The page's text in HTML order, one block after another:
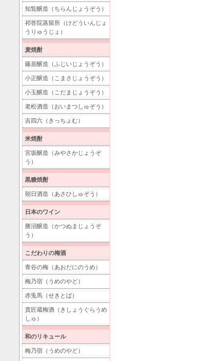
知覧醸造（ちらんじょうぞう）
祁答院蒸留所（けどういんじょ
うりゅうじょ）
麦焼酎
藤居醸造（ふじいじょうぞう）
小正醸造（こまさじょうぞう）
小玉醸造（こだまじょうぞう）
老松酒造（おいまつしゅぞう）
吉四六（きっちょむ）
米焼酎
宮坂醸造（みやさかじょうぞ
う）
黒糖焼酎
朝日酒造（あさひしゅぞう）
日本のワイン
勝沼醸造（かつぬまじょうぞ
う）
こだわりの梅酒
青谷の梅（あおだにのうめ）
梅乃宿（うめのやど）
赤兎馬（せきとば）
貴匠蔵梅酒（きしょうぐらうめ
しゅ）
和のリキュール
梅乃宿（うめのやど）